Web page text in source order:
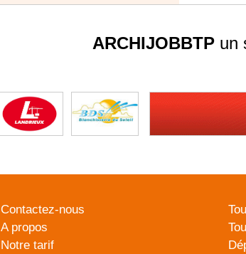
ARCHIJOBBTPun
Contactez-nous
A propos
Notre tarif